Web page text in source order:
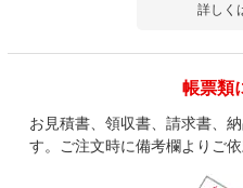
詳しく
帳票類
お見積書、領収書、請求書、
す。ご注文時に備考欄よりご依